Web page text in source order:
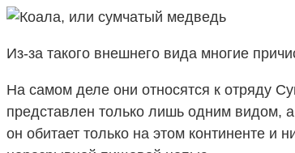
Из-за такого внешнего вида многие
На самом деле они относятся к отряду
представлен только лишь одним видом,
он обитает только на этом континенте